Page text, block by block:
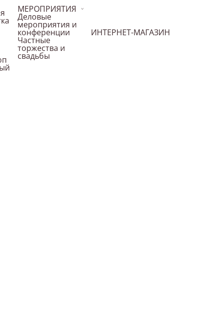
МЕРОПРИЯТИЯ
Деловые
мероприятия и
конференции
Частные
торжества и
свадьбы
ИНТЕРНЕТ-МАГАЗИН